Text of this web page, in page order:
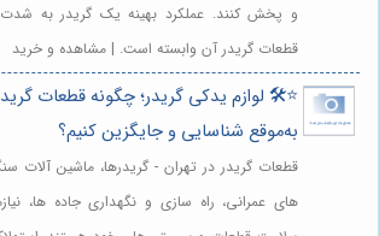
و پخش کنند. عملکرد بهینه یک گریدر به
قطعات گریدر آن وابسته است. | مشاهده و خرید
⭐️🛠️ لوازم یدکی گریدر؛ چگونه قطعات
به‌موقع شناسایی و جایگزین کنیم؟
قطعات گریدر در تهران - گریدرها، ماشین آلات
های عمرانی، راه سازی و نگهداری جاده ها،